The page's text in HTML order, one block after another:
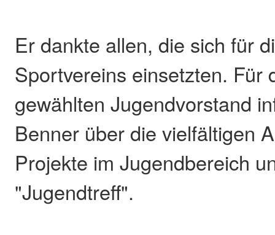
Er dankte allen, die sich für
Sportvereins einsetzten. Für
gewählten Jugendvorstand
Benner über die vielfältigen
Projekte im Jugendbereich
"Jugendtreff".